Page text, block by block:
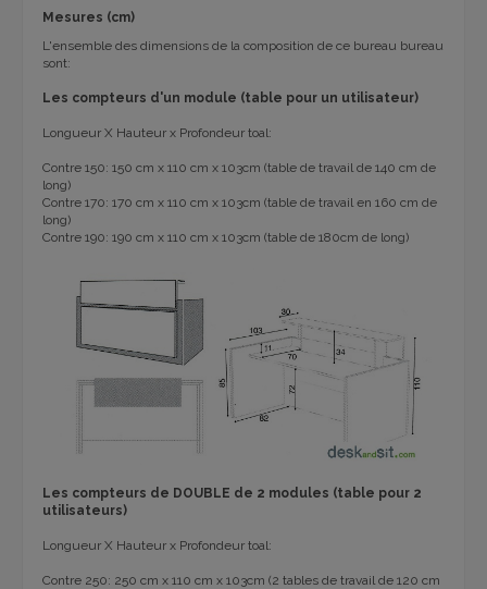
Mesures (cm)
L'ensemble des dimensions de la composition de ce bureau bureau
sont:
Les compteurs d'un module (table pour un utilisateur)
Longueur X Hauteur x Profondeur toal:
Contre 150: 150 cm x 110 cm x 103cm (table de travail de 140 cm de
long)
Contre 170: 170 cm x 110 cm x 103cm (table de travail en 160 cm de
long)
Contre 190: 190 cm x 110 cm x 103cm (table de 180cm de long)
Les compteurs de DOUBLE de 2 modules (table pour 2
utilisateurs)
Longueur X Hauteur x Profondeur toal:
Contre 250: 250 cm x 110 cm x 103cm (2 tables de travail de 120 cm